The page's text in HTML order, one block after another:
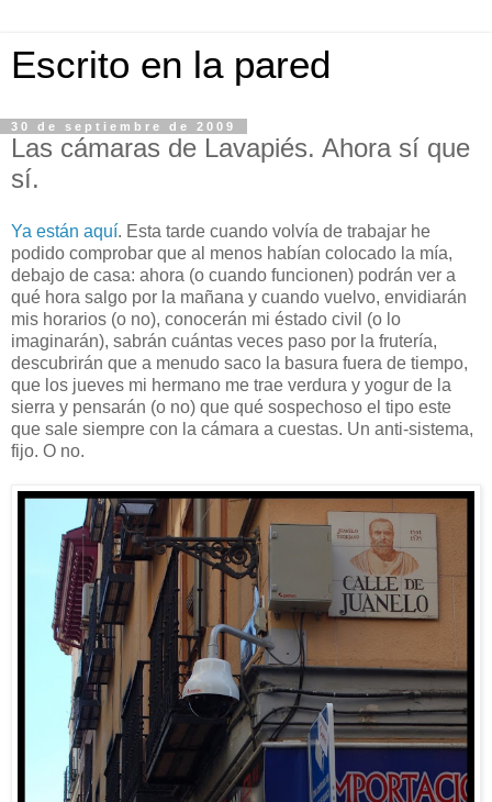
Escrito en la pared
30 de septiembre de 2009
Las cámaras de Lavapiés. Ahora sí que
sí.
Ya están aquí. Esta tarde cuando volvía de trabajar he
podido comprobar que al menos habían colocado la mía,
debajo de casa: ahora (o cuando funcionen) podrán ver a
qué hora salgo por la mañana y cuando vuelvo, envidiarán
mis horarios (o no), conocerán mi éstado civil (o lo
imaginarán), sabrán cuántas veces paso por la frutería,
descubrirán que a menudo saco la basura fuera de tiempo,
que los jueves mi hermano me trae verdura y yogur de la
sierra y pensarán (o no) que qué sospechoso el tipo este
que sale siempre con la cámara a cuestas. Un anti-sistema,
fijo. O no.